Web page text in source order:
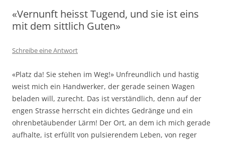
«Vernunft heisst Tugend, und sie ist eins
mit dem sittlich Guten»
Schreibe eine Antwort
«Platz da! Sie stehen im Weg!» Unfreundlich und hastig
weist mich ein Handwerker, der gerade seinen Wagen
beladen will, zurecht. Das ist verständlich, denn auf der
engen Strasse herrscht ein dichtes Gedränge und ein
ohrenbetäubender Lärm! Der Ort, an dem ich mich gerade
aufhalte, ist erfüllt von pulsierendem Leben, von reger